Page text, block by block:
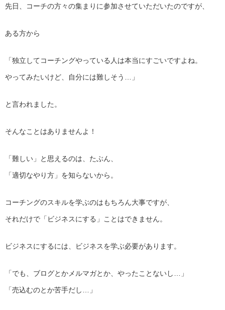
先日、コーチの方々の集まりに参加させていただいたのですが、
ある方から
「独立してコーチングやっている人は本当にすごいですよね。
やってみたいけど、自分には難しそう…」
と言われました。
そんなことはありませんよ！
「難しい」と思えるのは、たぶん、
「適切なやり方」を知らないから。
コーチングのスキルを学ぶのはもちろん大事ですが、
それだけで「ビジネスにする」ことはできません。
ビジネスにするには、ビジネスを学ぶ必要があります。
「でも、ブログとかメルマガとか、やったことないし…」
「売込むのとか苦手だし…」